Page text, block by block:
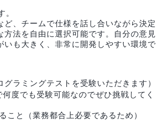
。
、チームで仕様を話し合いながら決定
法を自由に選択可能です。自分の意見
も大きく、非常に開発しやすい環境で
ラミングテストを受験いただきます）
度でも受験可能なのでぜひ挑戦してく
こと（業務都合上必要であるため）